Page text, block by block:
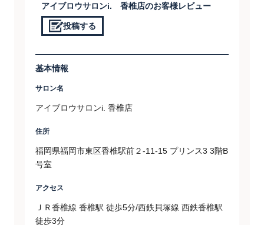
アイブロウサロンi. 香椎店のお客様レビュー
投稿する
基本情報
サロン名
アイブロウサロンi. 香椎店
住所
福岡県福岡市東区香椎駅前２-11-15 プリンス3 3階B
号室
アクセス
ＪＲ香椎線 香椎駅 徒歩5分/西鉄貝塚線 西鉄香椎駅
徒歩3分